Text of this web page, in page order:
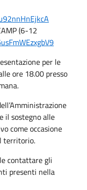
(6-12
per le
ore 18.00 presso
il sostegno alle
come occasione
territorio.
contattare gli
presenti nella